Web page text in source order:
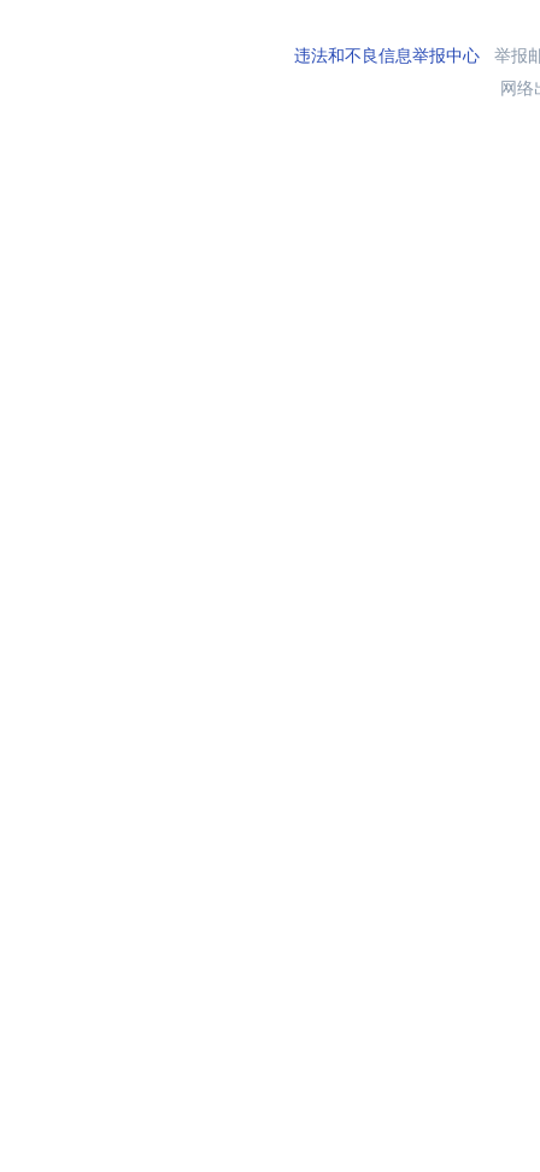
违法和不良信息举报中心举报
网